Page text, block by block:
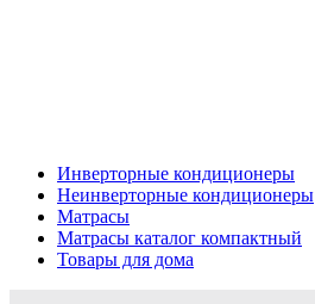
Инверторные кондиционеры
Неинверторные кондиционеры
Матрасы
Матрасы каталог компактный
Товары для дома